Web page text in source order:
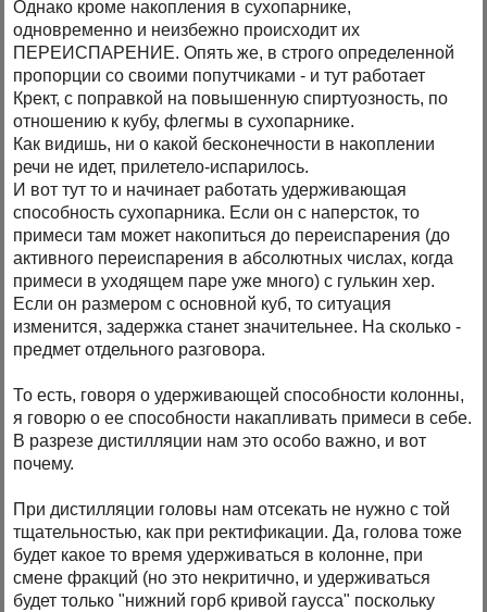
Однако кроме накопления в сухопарнике,
одновременно и неизбежно происходит их
ПЕРЕИСПАРЕНИЕ. Опять же, в строго определенной
пропорции со своими попутчиками - и тут работает
Крект, с поправкой на повышенную спиртуозность, по
отношению к кубу, флегмы в сухопарнике.
Как видишь, ни о какой бесконечности в накоплении
речи не идет, прилетело-испарилось.
И вот тут то и начинает работать удерживающая
способность сухопарника. Если он с наперсток, то
примеси там может накопиться до переиспарения (до
активного переиспарения в абсолютных числах, когда
примеси в уходящем паре уже много) с гулькин хер.
Если он размером с основной куб, то ситуация
изменится, задержка станет значительнее. На сколько -
предмет отдельного разговора.
То есть, говоря о удерживающей способности колонны,
я говорю о ее способности накапливать примеси в себе.
В разрезе дистилляции нам это особо важно, и вот
почему.
При дистилляции головы нам отсекать не нужно с той
тщательностью, как при ректификации. Да, голова тоже
будет какое то время удерживаться в колонне, при
смене фракций (но это некритично, и удерживаться
будет только "нижний горб кривой гаусса" поскольку